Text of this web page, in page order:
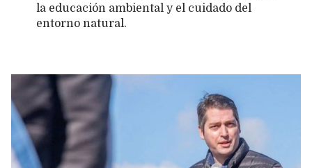
la educación ambiental y el cuidado del
entorno natural.